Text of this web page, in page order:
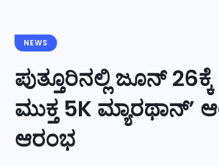
NEWS
ಪುತ್ತೂರಿನಲ್ಲಿ ಜೂನ್
ಮುಕ್ತ 5K
ಆರಂಭ